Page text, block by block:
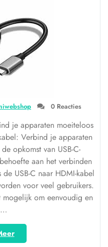
0 Reacties
je apparaten moeiteloos
Verbind je apparaten
opkomst van USB-C-
aan het verbinden
USB-C naar HDMI-kabel
voor veel gebruikers.
mogelijk om eenvoudig en
…
“Handige
USB-